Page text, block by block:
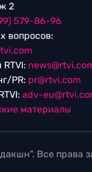
2
579-86-96
вопросов:
PR: pr@rtvi.com
adv-
материалы
Все права